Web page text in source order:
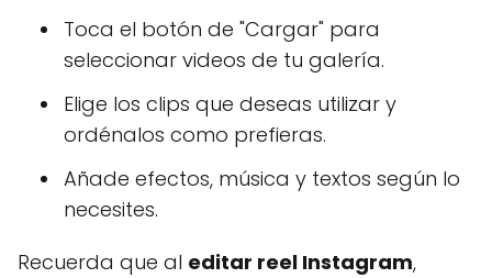
Toca el botón de "Cargar" para
seleccionar videos de tu galería.
Elige los clips que deseas utilizar y
ordénalos como prefieras.
Añade efectos, música y textos según lo
necesites.
Recuerda que al editar reel Instagram,